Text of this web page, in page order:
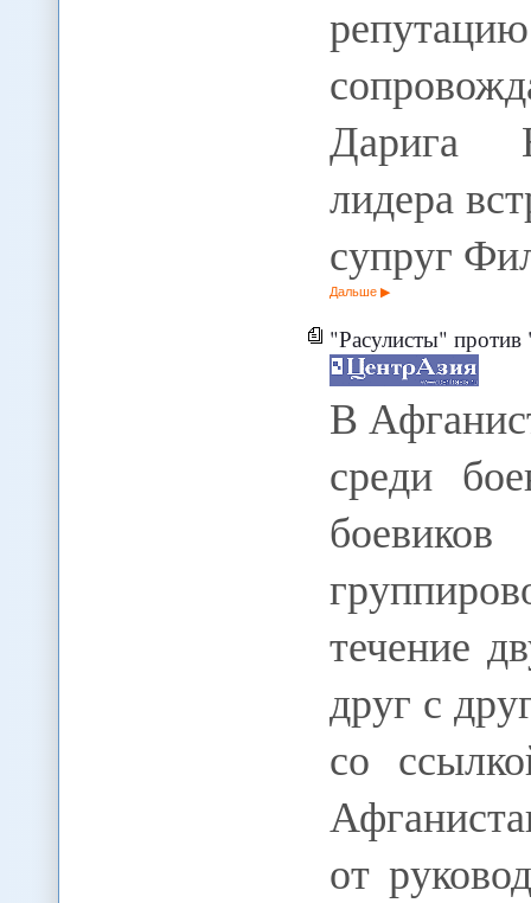
Дарига
лидера
супруг
Дальше
"Расулисты" против
В
среди
течение
друг с
со
от